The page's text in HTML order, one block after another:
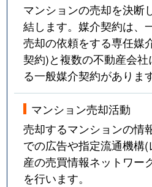
マンションの売却を決断
結します。媒介契約は、
売却の依頼をする専任媒
契約)と複数の不動産会
る一般媒介契約があります
マンション売却活動
売却するマンションの情
での広告や指定流通機構
産の売買情報ネットワー
を行います。